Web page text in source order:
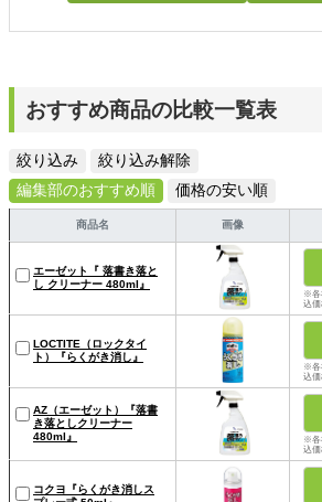
おすすめ商品の比較一覧表
絞り込み
絞り込み解除
編集部のおすすめ順
価格の安い順
商品名 画像
エーゼット『 落書き落と
し クリーナー 480ml』
※各
込価
LOCTITE（ロックタイ
ト）『らくがき消し』
※各
込価
AZ（エーゼット）『落書
き落としクリーナー
480ml』
※各
込価
コクヨ『らくがき消しス